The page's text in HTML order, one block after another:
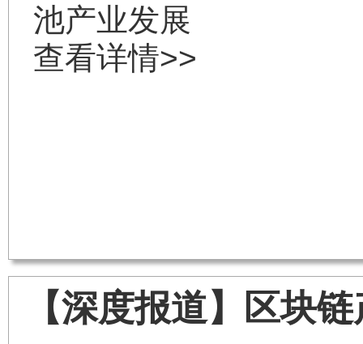
池产业发展
查看详情>>
【深度报道】区块